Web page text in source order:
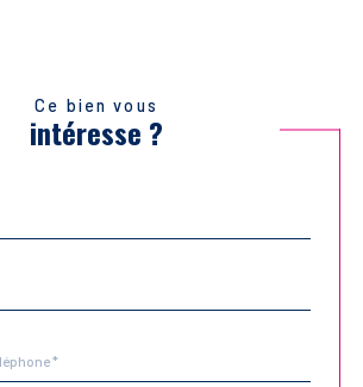
Ce bien vous
intéresse ?